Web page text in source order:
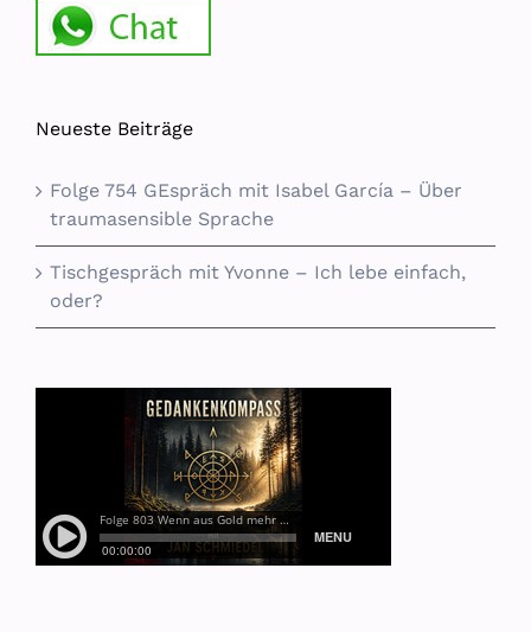
Neueste Beiträge
Folge 754 GEspräch mit Isabel García – Über
traumasensible Sprache
Tischgespräch mit Yvonne – Ich lebe einfach,
oder?